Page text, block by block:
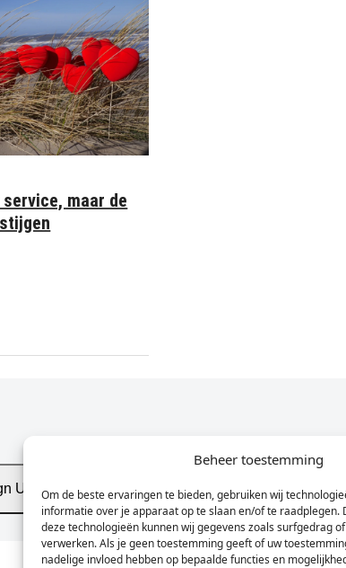
Beheer toestemming
Om de beste ervaringen te bieden, gebruiken wij
informatie over je apparaat op te slaan en/of te raadplegen.
deze technologieën kunnen wij gegevens zoals surfgedrag
verwerken. Als je geen toestemming geeft of uw
nadelige invloed hebben op bepaalde functies en
maar de
Up